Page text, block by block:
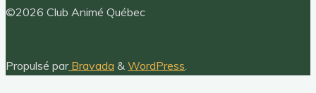
©2026 Club Animé Québec
Propulsé parBravada & WordPress